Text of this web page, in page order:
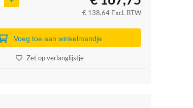
€ 138,64 Excl. BTW
Voeg toe aan winkelmandje
Zet op verlanglijstje